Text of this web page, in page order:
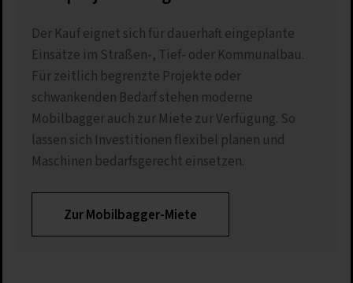
Der Kauf eignet sich für dauerhaft eingeplante
Einsätze im Straßen-, Tief- oder Kommunalbau.
Für zeitlich begrenzte Projekte oder
schwankenden Bedarf stehen moderne
Mobilbagger auch zur Miete zur Verfügung. So
lassen sich Investitionen flexibel planen und
Maschinen bedarfsgerecht einsetzen.
Zur Mobilbagger-Miete